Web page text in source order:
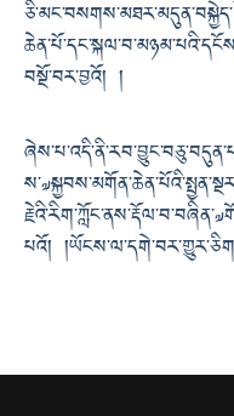
བསྔོ་བར་བྱའོ། །
པའོ།